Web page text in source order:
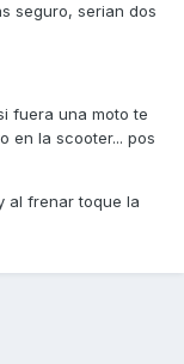
seguro, serian dos
fuera una moto te
en la scooter... pos
al frenar toque la